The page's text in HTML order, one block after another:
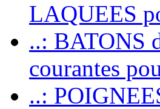
LAQUEES
..: BATONS
courantes
..: